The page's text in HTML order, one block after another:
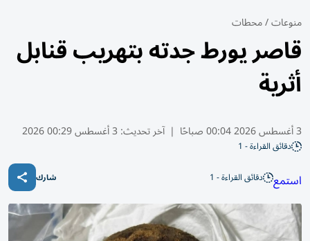
منوعات/محطات
قاصر يورط جدته بتهريب قنابل
أثرية
3 أغسطس 2026 00:04 صباحًا | آخر تحديث: 3 أغسطس 00:29 2026
دقائق القراءة - 1
استمع دقائق القراءة - 1 شارك